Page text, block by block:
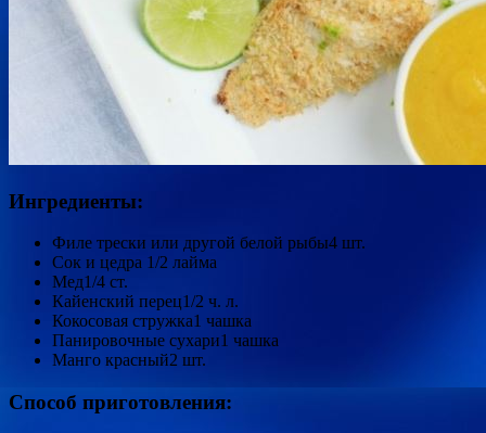
Ингредиенты:
Филе трески или другой белой рыбы4 шт.
Сок и цедра 1/2 лайма
Мед1/4 ст.
Кайенский перец1/2 ч. л.
Кокосовая стружка1 чашка
Панировочные сухари1 чашка
Манго красный2 шт.
Способ приготовления: